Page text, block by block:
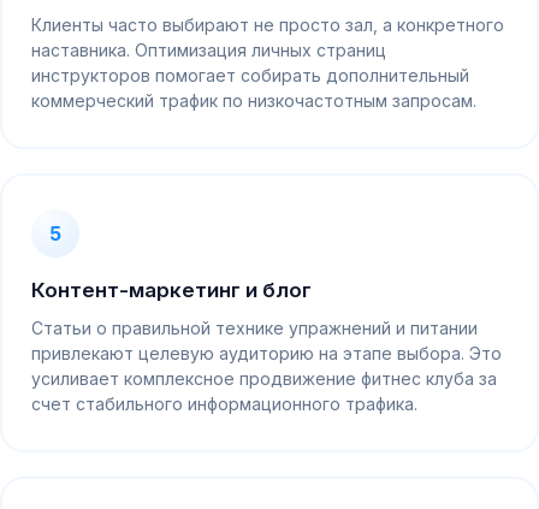
Клиенты часто выбирают не просто зал, а конкретного
наставника. Оптимизация личных страниц
инструкторов помогает собирать дополнительный
коммерческий трафик по низкочастотным запросам.
5
Контент-маркетинг и блог
Статьи о правильной технике упражнений и питании
привлекают целевую аудиторию на этапе выбора. Это
усиливает комплексное продвижение фитнес клуба за
счет стабильного информационного трафика.